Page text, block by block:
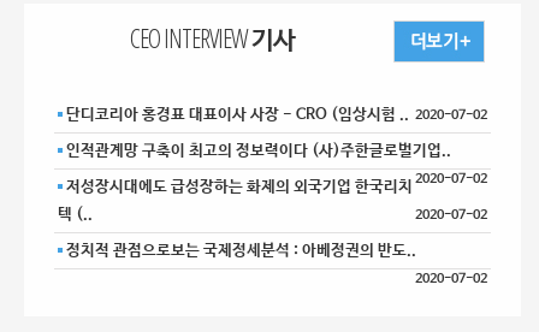
CEO INTERVIEW 기사
단디코리아 홍경표 대표이사 사장 - CRO (임상시험 .. 2020-07-02
인적관계망 구축이 최고의 정보력이다 (사)주한글로벌기업..
2020-07-02
저성장시대에도 급성장하는 화제의 외국기업 한국리치
텍 (..
2020-07-02
정치적 관점으로보는 국제정세분석 : 아베정권의 반도..
2020-07-02